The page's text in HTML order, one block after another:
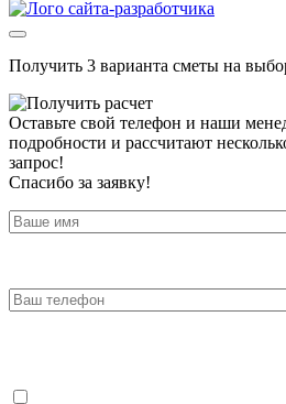
Получить 3 варианта сметы на
Оставьте свой телефон и наши
подробности и рассчитают
запрос!
Спасибо за заявку!